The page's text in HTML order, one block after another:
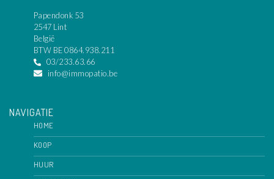
Papendonk 53
2547 Lint
België
BTW BE 0864.938.211
03/233.63.66
info@immopatio.be
NAVIGATIE
HOME
KOOP
HUUR